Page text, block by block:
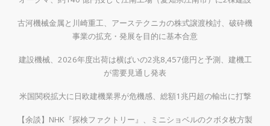
古河機械金属と川崎重工、アーステクニカの株式譲渡検討、破砕機
事業の拡充・発展を目的に基本合意
建設機械、2026年度出荷は横ばいの2兆8,457億円と予測、建機工
が需要見通し発表
米国関税拡大に日欧建機業界が危機感、総額1兆円超の輸出に打撃
【余談】NHK『探検ファクトリー』、ミニショベルのクボタ枚方製